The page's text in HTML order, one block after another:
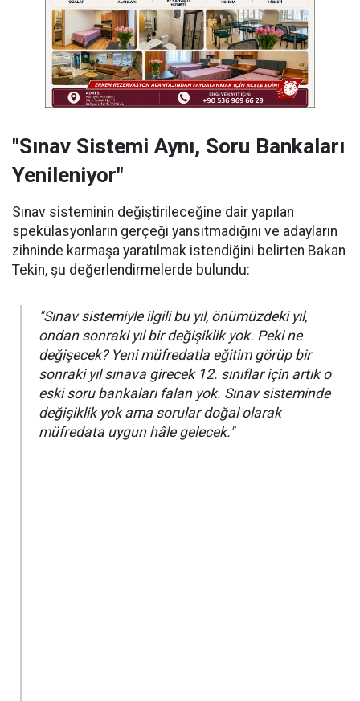
"Sınav Sistemi Aynı, Soru Bankaları
Yenileniyor"
Sınav sisteminin değiştirileceğine dair yapılan
spekülasyonların gerçeği yansıtmadığını ve adayların
zihninde karmaşa yaratılmak istendiğini belirten Bakan
Tekin, şu değerlendirmelerde bulundu:
"Sınav sistemiyle ilgili bu yıl, önümüzdeki yıl,
ondan sonraki yıl bir değişiklik yok. Peki ne
değişecek? Yeni müfredatla eğitim görüp bir
sonraki yıl sınava girecek 12. sınıflar için artık o
eski soru bankaları falan yok. Sınav sisteminde
değişiklik yok ama sorular doğal olarak
müfredata uygun hâle gelecek."